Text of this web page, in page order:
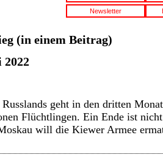
Newsletter
(in einem Beitrag)
2022
geht in den dritten
Flüchtlingen. Ein Ende ist
will die Kiewer Armee